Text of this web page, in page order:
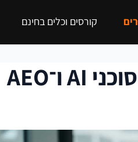
קורסים וכלים בחינם